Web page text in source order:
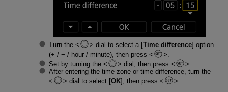
Turn the dial to select a [Time difference] option
(+ / − / hour / minute), then press
Set by turning the
dial, then press
After entering the time zone or time difference, turn the
dial to select [OK], then press